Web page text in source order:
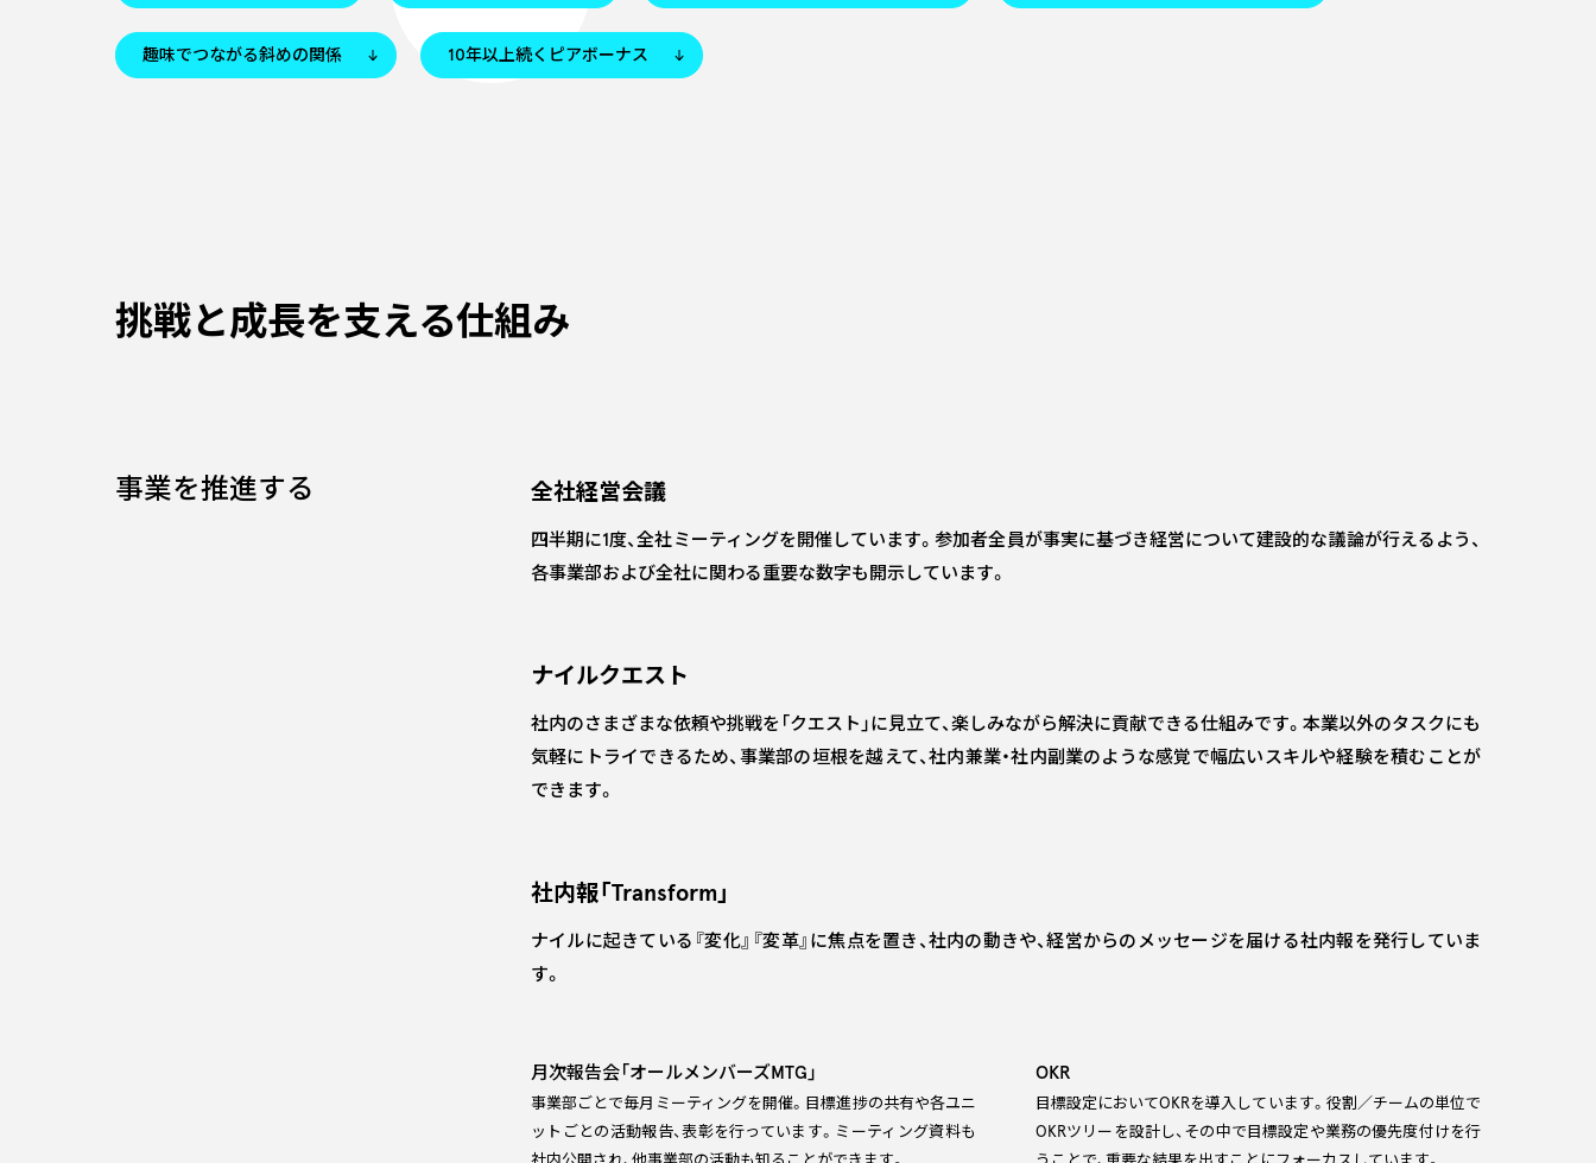
趣味でつながる斜めの関係 10年以上続くピアボーナス
挑戦と成長を支える仕組み
事業を推進する 全社経営会議
四半期に1度、全社ミーティングを開催しています。参加者全員が事実に基づき経営について建設的な議論が行えるよう、
各事業部および全社に関わる重要な数字も開示しています。
ナイルクエスト
社内のさまざまな依頼や挑戦を「クエスト」に見立て、楽しみながら解決に貢献できる仕組みです。本業以外のタスクにも
気軽にトライできるため、事業部の垣根を越えて、社内兼業・社内副業のような感覚で幅広いスキルや経験を積むことが
できます。
社内報「Transform」
ナイルに起きている『変化』『変革』に焦点を置き、社内の動きや、経営からのメッセージを届ける社内報を発行していま
す。
月次報告会「オールメンバーズMTG」
事業部ごとで毎月ミーティングを開催。目標進捗の共有や各ユニ
ットごとの活動報告、表彰を行っています。ミーティング資料も
OKR
目標設定においてOKRを導入しています。役割／チームの単位で
OKRツリーを設計し、その中で目標設定や業務の優先度付けを行